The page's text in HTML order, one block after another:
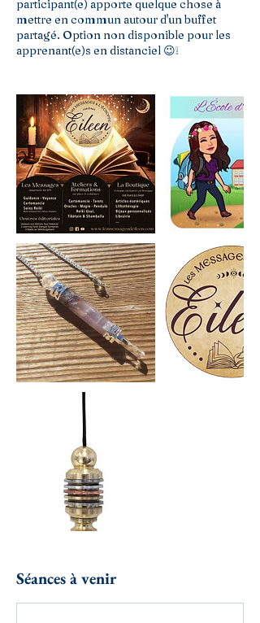
participant(e) apporte quelque chose à
mettre en commun autour d'un buffet
partagé. Option non disponible pour les
Séances à venir